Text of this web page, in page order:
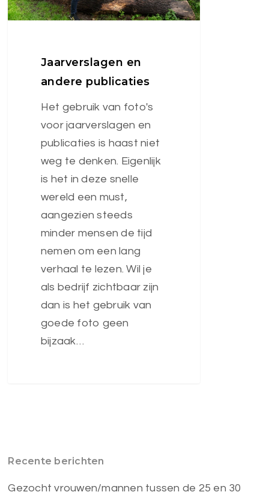
Jaarverslagen en
andere publicaties
Het gebruik van foto's
voor jaarverslagen en
publicaties is haast niet
weg te denken. Eigenlijk
is het in deze snelle
wereld een must,
aangezien steeds
minder mensen de tijd
nemen om een lang
verhaal te lezen. Wil je
als bedrijf zichtbaar zijn
dan is het gebruik van
goede foto geen
bijzaak…
Recente berichten
Gezocht vrouwen/mannen tussen de 25 en 30